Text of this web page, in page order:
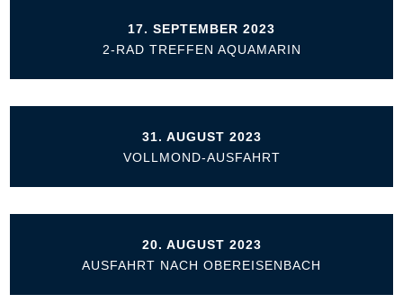
17. SEPTEMBER 2023
2-RAD TREFFEN AQUAMARIN
31. AUGUST 2023
VOLLMOND-AUSFAHRT
20. AUGUST 2023
AUSFAHRT NACH OBEREISENBACH